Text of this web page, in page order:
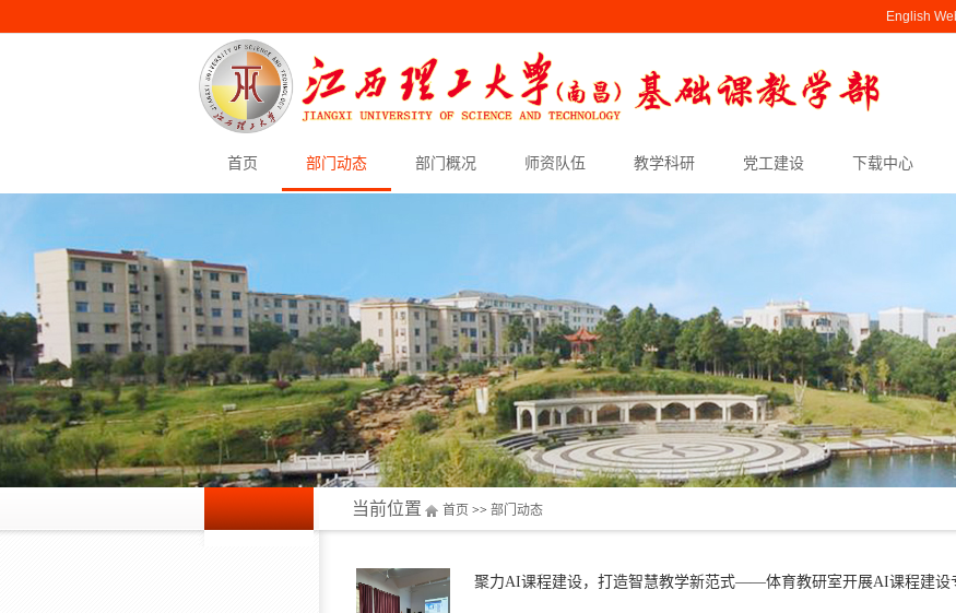
English
首页 部门动态 部门概况 师资队伍 教学科研 党工建设 下载中心
当前位置 首页 >> 部门动态
聚力AI课程建设，打造智慧教学新范式——体育教研室开展AI课程建设